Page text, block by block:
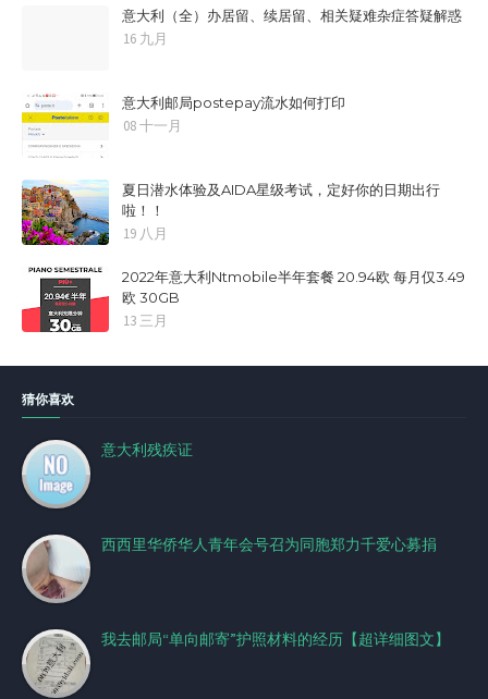
意大利（全）办居留、续居留、相关疑难杂症答疑解惑
16 九月
意大利邮局postepay流水如何打印
08 十一月
夏日潜水体验及AIDA星级考试，定好你的日期出行
啦！！
19 八月
2022年意大利Ntmobile半年套餐 20.94欧 每月仅3.49
欧 30GB
13 三月
猜你喜欢
意大利残疾证
西西里华侨华人青年会号召为同胞郑力千爱心募捐
我去邮局“单向邮寄”护照材料的经历【超详细图文】